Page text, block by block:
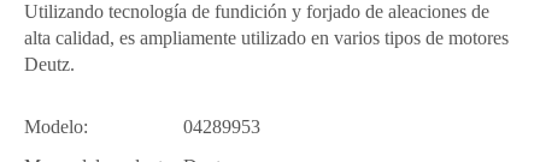
Utilizando tecnología de fundición y forjado de aleaciones de
alta calidad, es ampliamente utilizado en varios tipos de motores
Deutz.
Modelo:
04289953